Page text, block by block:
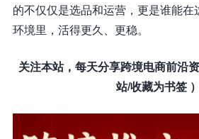
的不仅仅是选品和运营，更是谁能
环境里，活得更久、更稳。
关注本站，每天分享跨境电商前沿
站/收藏为书签 ）